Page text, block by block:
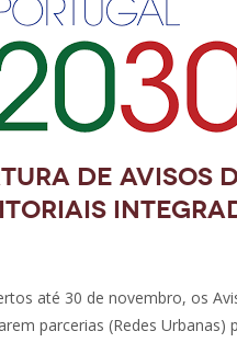
DE AVISOS
até 30 de novembro, os
parcerias (Redes